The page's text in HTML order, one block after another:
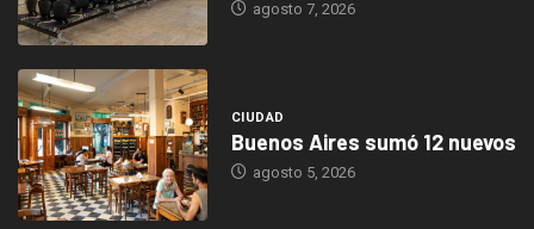
agosto 7, 2026
CIUDAD
Buenos Aires sumó 12 nuevos
agosto 5, 2026